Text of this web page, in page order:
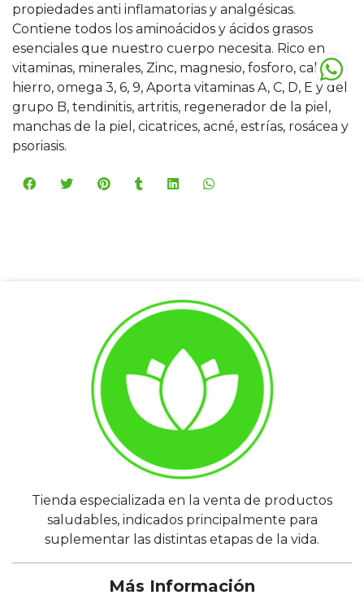
propiedades anti inflamatorias y analgésicas.
Contiene todos los aminoácidos y ácidos grasos
esenciales que nuestro cuerpo necesita. Rico en
vitaminas, minerales, Zinc, magnesio, fosforo, calcio,
hierro, omega 3, 6, 9, Aporta vitaminas A, C, D, E y del
grupo B, tendinitis, artritis, regenerador de la piel,
manchas de la piel, cicatrices, acné, estrías, rosácea y
psoriasis.
Tienda especializada en la venta de productos
saludables, indicados principalmente para
suplementar las distintas etapas de la vida.
Más Información